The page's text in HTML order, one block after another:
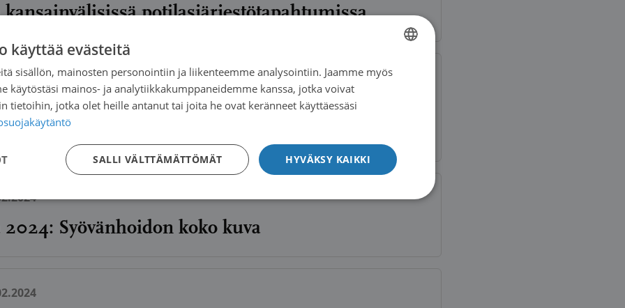
kansainvälisissä potilasjärjestötapahtumissa
sarkoomapotilaiden
Syövänhoidon koko kuva
FINNISH
käyttää evästeitä
sisällön, mainosten personointiin ja liikenteemme analysointiin. Jaamme myös
käytöstäsi mainos- ja analytiikkakumppaneidemme kanssa, jotka voivat
tietoihin, jotka olet heille antanut tai joita he ovat keränneet käyttäessäsi
HYVÄKSY KAIKKI
SALLI VÄLTTÄMÄTTÖMÄT